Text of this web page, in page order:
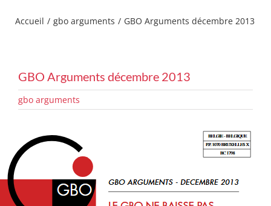
Accueil gbo arguments GBO Arguments décembre 2013
GBO Arguments décembre 2013
gbo arguments